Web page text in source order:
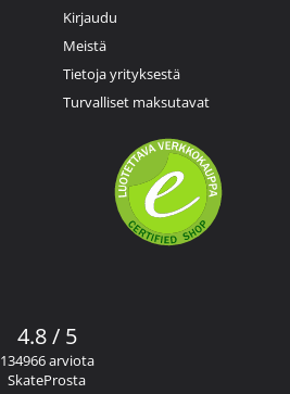
Kirjaudu
Meistä
Tietoja yrityksestä
Turvalliset maksutavat
4.8 / 5
134966 arviota
SkateProsta